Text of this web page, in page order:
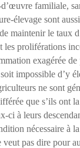
familiale,
élevage sont
maintenir le taux
les proliférations
exagérée
impossible d’y
ne sont
que s’ils ont
ci à leurs
nécessaire à
pas dire pour